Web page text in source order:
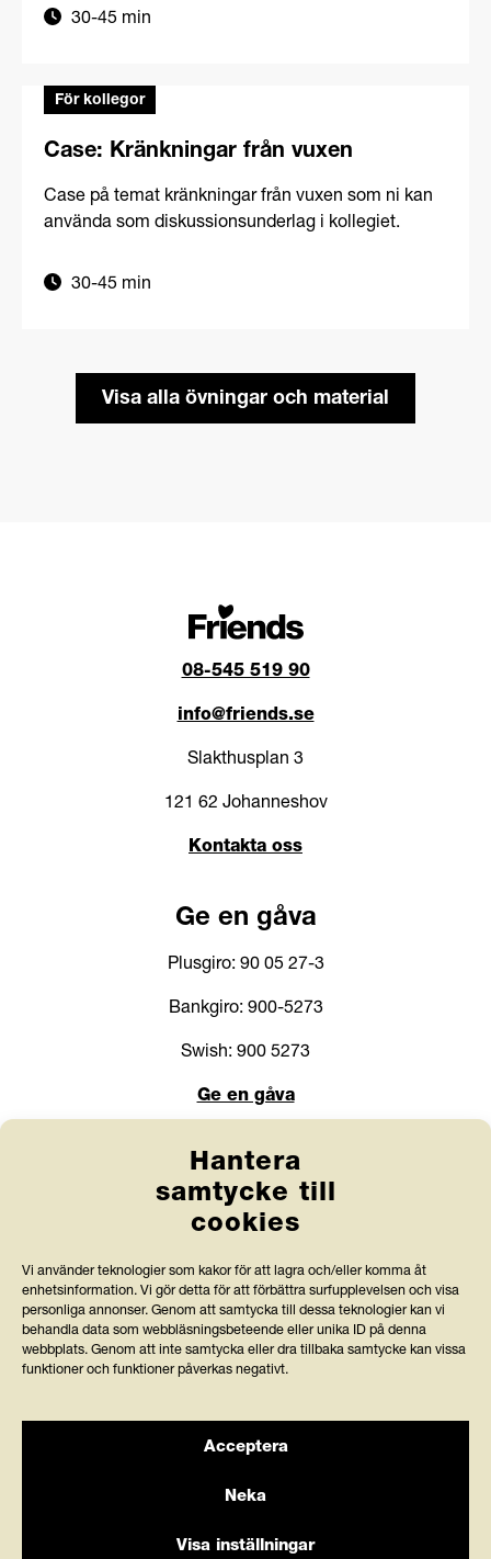
Hantera
samtycke till
cookies
Vi använder teknologier som kakor för att lagra och/eller komma åt
enhetsinformation. Vi gör detta för att förbättra surfupplevelsen och visa
personliga annonser. Genom att samtycka till dessa teknologier kan vi
behandla data som webbläsningsbeteende eller unika ID på denna
webbplats. Genom att inte samtycka eller dra tillbaka samtycke kan vissa
funktioner och funktioner påverkas negativt.
Acceptera
Neka
Visa inställningar
30-45 min
För kollegor
Case: Kränkningar från vuxen
Case på temat kränkningar från vuxen som ni kan
använda som diskussionsunderlag i kollegiet.
30-45 min
Visa alla övningar och material
08-545 519 90
info@friends.se
Slakthusplan 3
121 62 Johanneshov
Kontakta oss
Ge en gåva
Plusgiro: 90 05 27-3
Bankgiro: 900-5273
Swish: 900 5273
Ge en gåva
Länkar
Jobba hos oss
Prenumerera på nyhetsbrev